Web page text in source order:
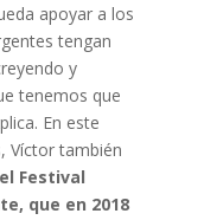
apoyar a los
tengan
y
tenemos que
En este
Víctor también
el Festival
que en 2018